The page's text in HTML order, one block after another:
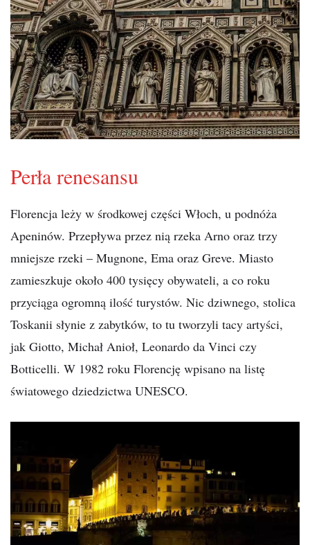
Perła renesansu
Florencja leży w środkowej części Włoch, u podnóża
Apeninów. Przepływa przez nią rzeka Arno oraz trzy
mniejsze rzeki – Mugnone, Ema oraz Greve. Miasto
zamieszkuje około 400 tysięcy obywateli, a co roku
przyciąga ogromną ilość turystów. Nic dziwnego, stolica
Toskanii słynie z zabytków, to tu tworzyli tacy artyści,
jak Giotto, Michał Anioł, Leonardo da Vinci czy
Botticelli. W 1982 roku Florencję wpisano na listę
światowego dziedzictwa UNESCO.